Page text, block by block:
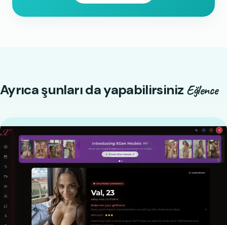
Ayrıca şunları da yapabilirsiniz Eğlence